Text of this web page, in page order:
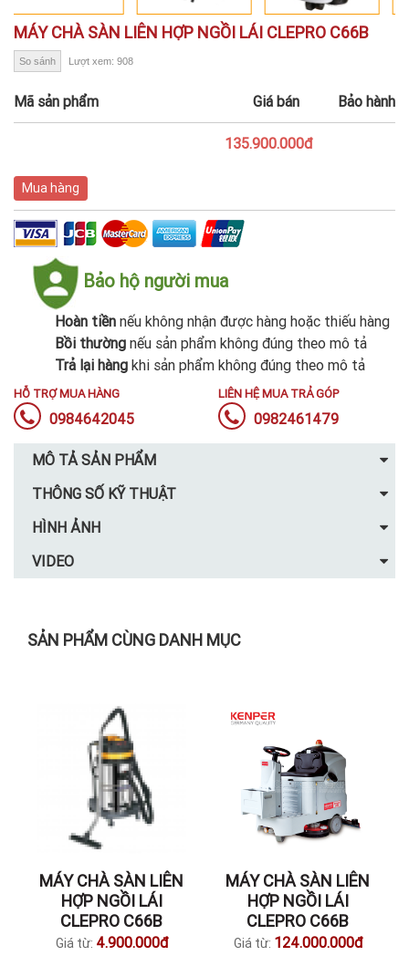
MÁY CHÀ SÀN LIÊN HỢP NGỒI LÁI CLEPRO C66B
So sánh Lượt xem: 908
Mã sản phẩm Giá bán Bảo hành
135.900.000đ
Mua hàng
Bảo hộ người mua
Hoàn tiền nếu không nhận được hàng hoặc thiếu hàng
Bồi thường nếu sản phẩm không đúng theo mô tả
Trả lại hàng khi sản phẩm không đúng theo mô tả
HỖ TRỢ MUA HÀNG
0984642045
LIÊN HỆ MUA TRẢ GÓP
0982461479
MÔ TẢ SẢN PHẨM
THÔNG SỐ KỸ THUẬT
HÌNH ẢNH
VIDEO
SẢN PHẨM CÙNG DANH MỤC
MÁY CHÀ SÀN LIÊN
HỢP NGỒI LÁI
CLEPRO C66B
Giá từ: 4.900.000đ
MÁY CHÀ SÀN LIÊN
HỢP NGỒI LÁI
CLEPRO C66B
Giá từ: 124.000.000đ